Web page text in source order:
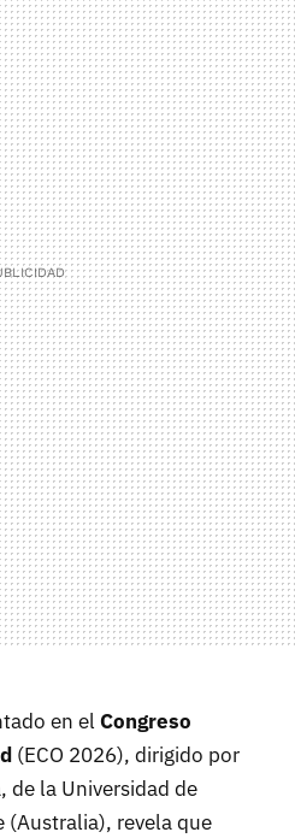
en el Congreso
(ECO 2026), dirigido por
de la Universidad de
(Australia), revela que